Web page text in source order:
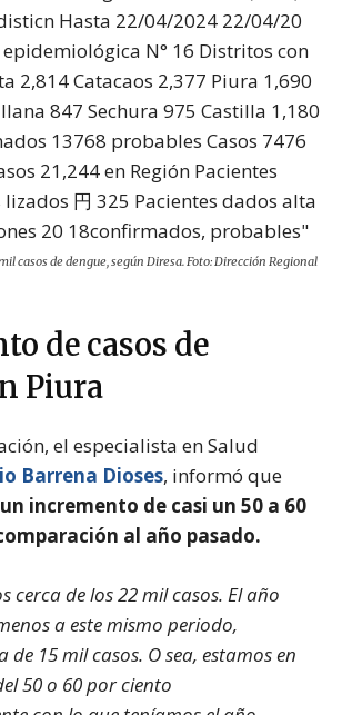
casos de dengue, según Diresa. Foto: Dirección Regional
de casos de
Piura
el especialista en Salud
Barrena Dioses, informó que
incremento de casi un 50 a 60
al año pasado.
cerca de los 22 mil casos. El año
a este mismo periodo,
de 15 mil casos. O sea, estamos en
50 o 60 por ciento